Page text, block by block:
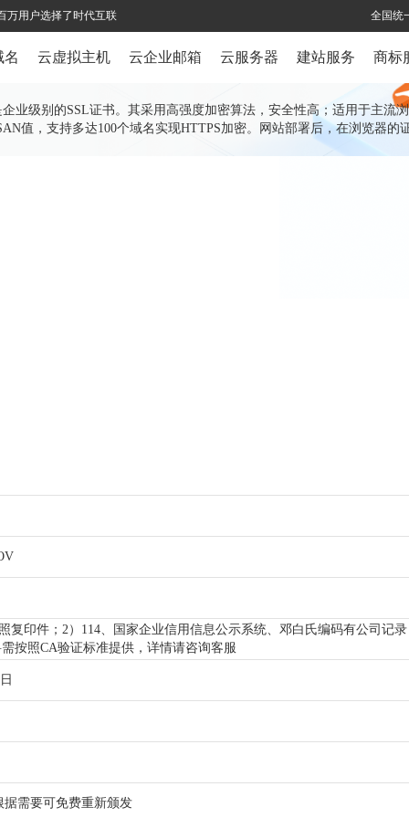
万用户选择了时代互联 全国统
名 云虚拟主机 云企业邮箱 云服务器 建站服务 商标
业级别的SSL证书。其采用高强度加密算法，安全性高；适用于主流
值，支持多达100个域名实现HTTPS加密。网站部署后，在浏览器
复印件；2）114、国家企业信用信息公示系统、邓白氏编码有公司记录
按照CA验证标准提供，详情请咨询客服
据需要可免费重新颁发